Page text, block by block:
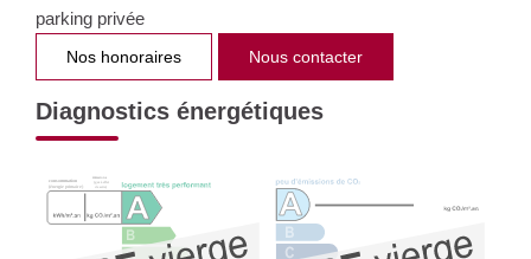
parking privée
Nos honoraires Nous contacter
Diagnostics énergétiques